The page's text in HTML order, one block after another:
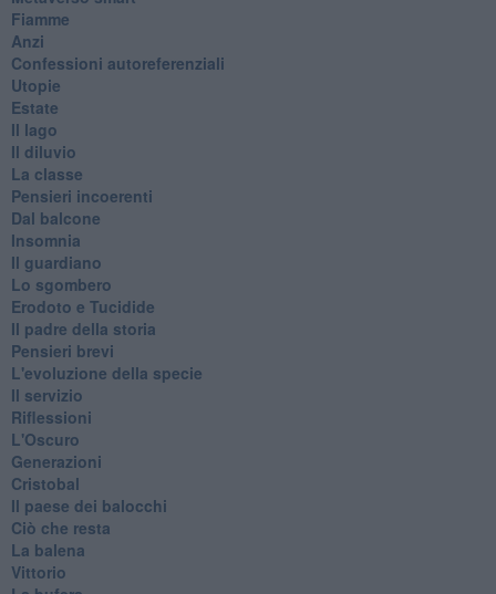
Fiamme
Anzi
Confessioni autoreferenziali
Utopie
Estate
Il lago
Il diluvio
La classe
Pensieri incoerenti
Dal balcone
Insomnia
Il guardiano
Lo sgombero
Erodoto e Tucidide
Il padre della storia
Pensieri brevi
L'evoluzione della specie
Il servizio
Riflessioni
L'Oscuro
Generazioni
Cristobal
Il paese dei balocchi
Ciò che resta
La balena
Vittorio